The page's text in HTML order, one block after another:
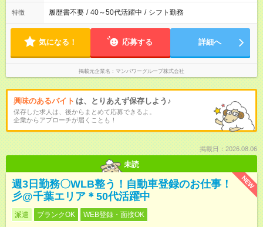
特徴 履歴書不要 / 40～50代活躍中 / シフト勤務
気になる！ 応募する 詳細へ
掲載元企業名 マンパワーグループ株式会社
興味のあるバイト は、とりあえず保存しよう♪
保存した求人は、後からまとめて応募できるよ。
企業からアプローチが届くことも！
掲載日：2026.08.06
未読
NEW
週3日勤務〇WLB整う！自動車登録のお仕事！
彡@千葉エリア＊50代活躍中
派遣 ブランクOK WEB登録・面接OK